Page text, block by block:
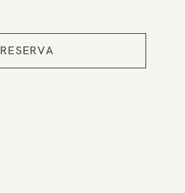
RESERVA